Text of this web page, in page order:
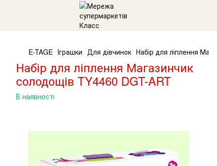
E-TAGE Іграшки Для дівчинок Набір для ліплення
Набір для ліплення Магазинчик
солодощів TY4460 DGT-ART
В наявності